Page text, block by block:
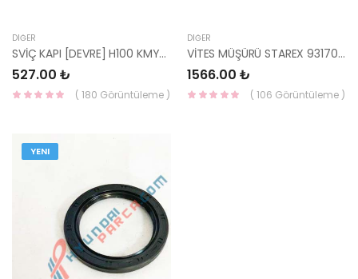
DIĞER
SVİÇ KAPI [DEVRE] H100 KMYT 97> 93560-4B000-HMC
527.00 ₺
( 180 Görüntüleme )
DIĞER
VİTES MÜŞÜRÜ STAREX 93170-86110-HMC
1566.00 ₺
( 106 Görüntüleme )
YENI